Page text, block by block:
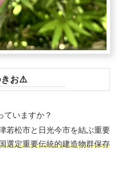
きお⚠️
ていますか？
若松市と日光今市を結ぶ重要
選定重要伝統的建造物群保存